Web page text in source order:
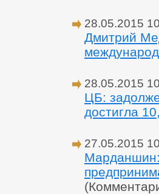
28.05.2015
Дмитрий
28.05.2015
ЦБ:
достигла
27.05.2015
Марданшин: